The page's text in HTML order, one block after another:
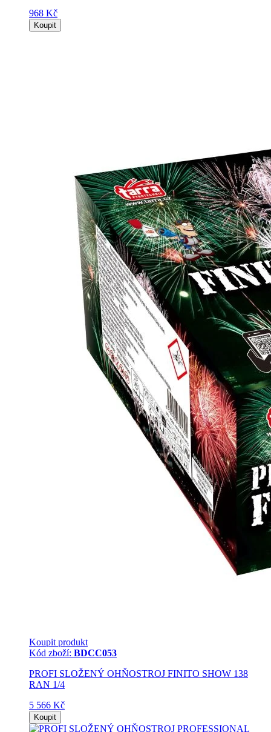
968 Kč
Koupit
Koupit produkt
Kód zboží: BDCC053
PROFI SLOŽENÝ OHŇOSTROJ FINITO SHOW 138
RAN 1/4
5 566 Kč
Koupit